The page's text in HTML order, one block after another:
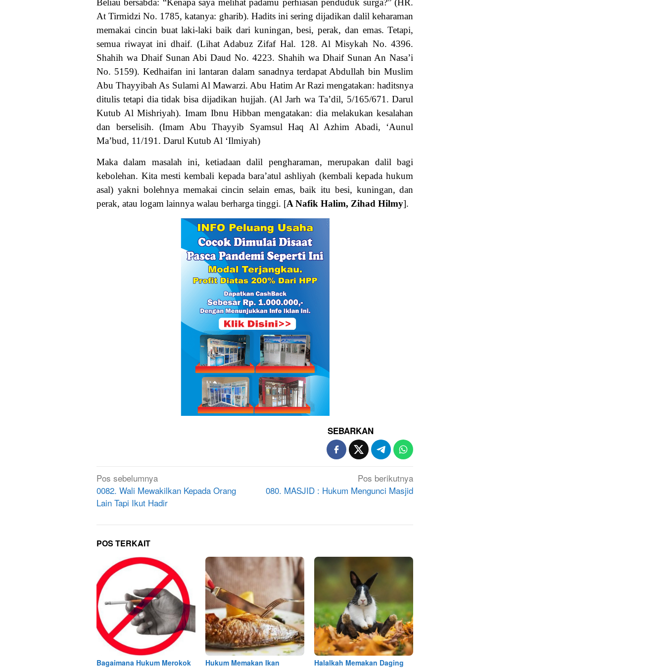
Beliau bersabda: “Kenapa saya melihat padamu perhiasan penduduk surga?” (HR.
At Tirmidzi No. 1785, katanya: gharib). Hadits ini sering dijadikan dalil keharaman
memakai cincin buat laki-laki baik dari kuningan, besi, perak, dan emas. Tetapi,
semua riwayat ini dhaif. (Lihat Adabuz Zifaf Hal. 128. Al Misykah No. 4396.
Shahih wa Dhaif Sunan Abi Daud No. 4223. Shahih wa Dhaif Sunan An Nasa’i
No. 5159). Kedhaifan ini lantaran dalam sanadnya terdapat Abdullah bin Muslim
Abu Thayyibah As Sulami Al Mawarzi. Abu Hatim Ar Razi mengatakan: haditsnya
ditulis tetapi dia tidak bisa dijadikan hujjah. (Al Jarh wa Ta’dil, 5/165/671. Darul
Kutub Al Mishriyah). Imam Ibnu Hibban mengatakan: dia melakukan kesalahan
dan berselisih. (Imam Abu Thayyib Syamsul Haq Al Azhim Abadi, ‘Aunul
Ma’bud, 11/191. Darul Kutub Al ‘Ilmiyah)
Maka dalam masalah ini, ketiadaan dalil pengharaman, merupakan dalil bagi
kebolehan. Kita mesti kembali kepada bara’atul ashliyah (kembali kepada hukum
asal) yakni bolehnya memakai cincin selain emas, baik itu besi, kuningan, dan
perak, atau logam lainnya walau berharga tinggi. [A Nafik Halim, Zihad Hilmy].
SEBARKAN
Navigasi
pos
Pos sebelumnya
0082. Wali Mewakilkan Kepada Orang
Lain Tapi Ikut Hadir
Pos berikutnya
080. MASJID : Hukum Mengunci Masjid
POS TERKAIT
Bagaimana Hukum Merokok
Hukum Memakan Ikan
Halalkah Memakan Daging